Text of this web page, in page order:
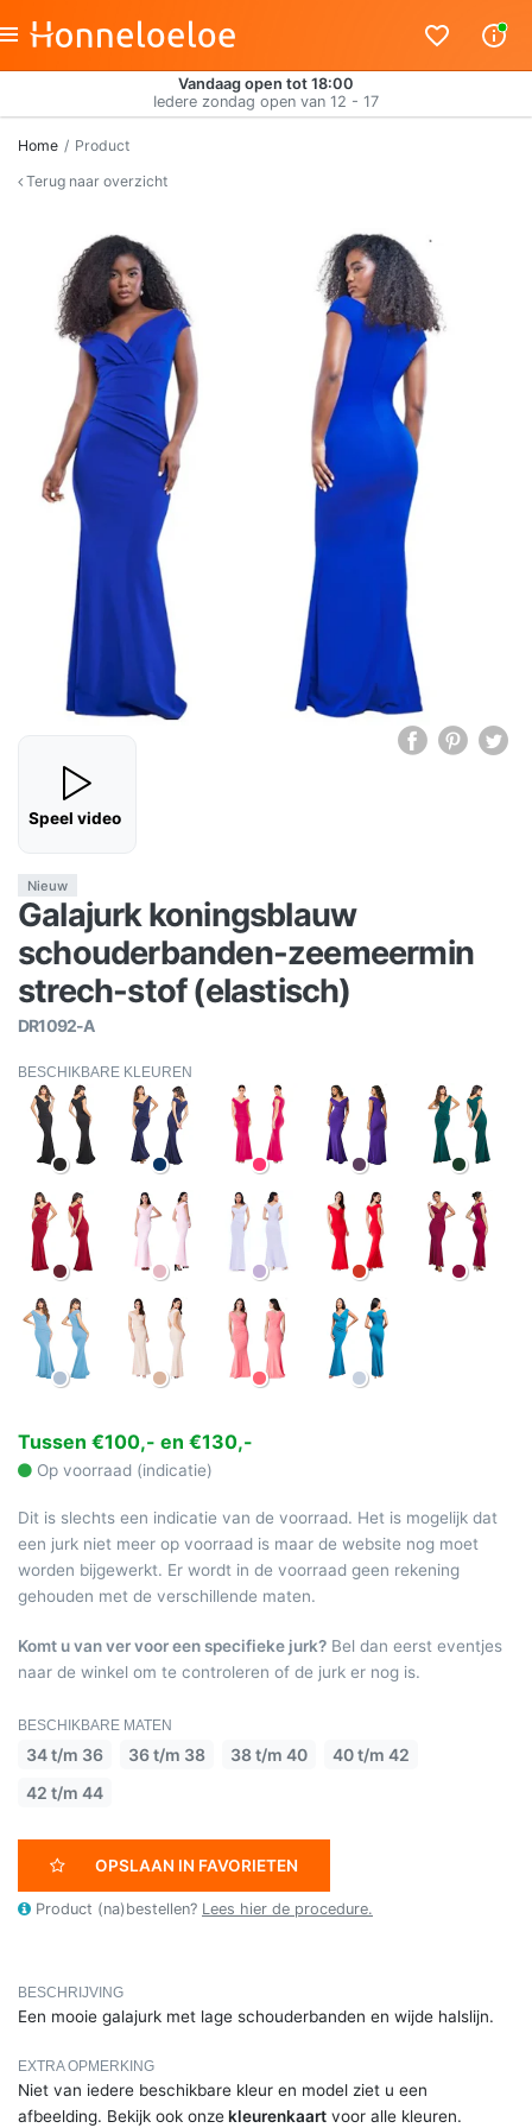
Vandaag open tot 18:00
Iedere zondag open van 12 - 17
Home
Product
Terug naar overzicht
Speel video
Nieuw
Galajurk koningsblauw
schouderbanden-zeemeermin
strech-stof (elastisch)
DR1092-A
BESCHIKBARE KLEUREN
Tussen €100,- en €130,-
Op voorraad (indicatie)
Dit is slechts een indicatie van de voorraad. Het is mogelijk dat
een jurk niet meer op voorraad is maar de website nog moet
worden bijgewerkt. Er wordt in de voorraad geen rekening
gehouden met de verschillende maten.
Komt u van ver voor een specifieke jurk? Bel dan eerst eventjes
naar de winkel om te controleren of de jurk er nog is.
BESCHIKBARE MATEN
34 t/m 36 36 t/m 38 38 t/m 40
40 t/m 42
42 t/m 44
OPSLAAN IN FAVORIETEN
Product (na)bestellen? Lees hier de procedure.
BESCHRIJVING
Een mooie galajurk met lage schouderbanden en wijde halslijn.
EXTRA OPMERKING
Niet van iedere beschikbare kleur en model ziet u een
afbeelding. Bekijk ook onzekleurenkaart voor alle kleuren.